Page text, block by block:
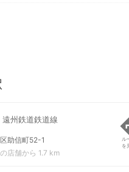
遠州鉄道鉄道線
助信町52-1
店舗から 1.7 km
ル
を